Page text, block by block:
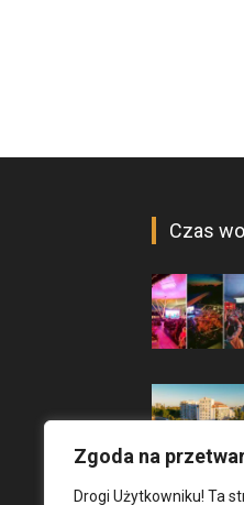
Zgoda na
Drogi Użytkowniku! Ta
Czas